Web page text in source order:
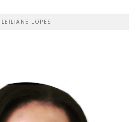
LEILIANE LOPES